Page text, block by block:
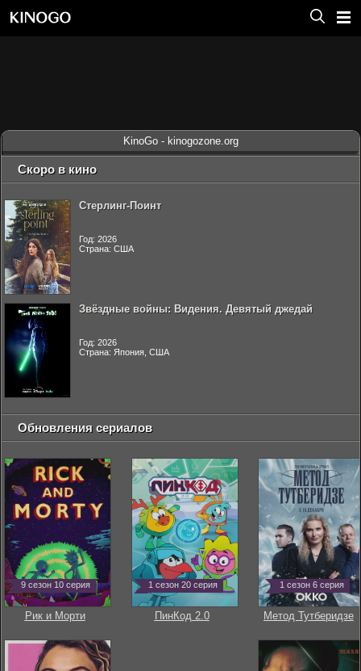
KinoGo - kinogozone.org
Скоро в кино
Стерлинг-Поинт
Год: 2026
Страна: США
Звёздные войны: Видения. Девятый джедай
Год: 2026
Страна: Япония, США
Обновления сериалов
9 сезон 10 серия
Рик и Морти
1 сезон 20 серия
ПинКод 2.0
1 сезон 6 серия
Метод Тутберидзе